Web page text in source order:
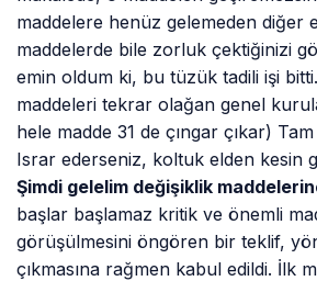
maddelere henüz gelemeden diğer
maddelerde bile zorluk çektiğinizi
emin oldum ki, bu tüzük tadili işi
maddeleri tekrar olağan genel
hele madde 31 de çıngar çıkar)
Israr ederseniz, koltuk elden kesin
Şimdi gelelim değişiklik
başlar başlamaz kritik ve önemli
görüşülmesini öngören bir teklif,
çıkmasına rağmen kabul edildi. İlk